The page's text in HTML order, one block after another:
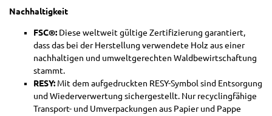
Nachhaltigkeit
FSC®: Diese weltweit gültige Zertifizierung garantiert,
dass das bei der Herstellung verwendete Holz aus einer
nachhaltigen und umweltgerechten Waldbewirtschaftung
stammt.
RESY: Mit dem aufgedruckten RESY-Symbol sind Entsorgung
und Wiederverwertung sichergestellt. Nur recyclingfähige
Transport- und Umverpackungen aus Papier und Pappe